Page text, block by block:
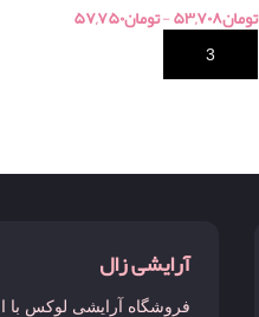
تومان۵۳,۷۰۸-تومان۵۷,۷۵۰
آرایشی زال
فروشگاه آرایشی لوکس با